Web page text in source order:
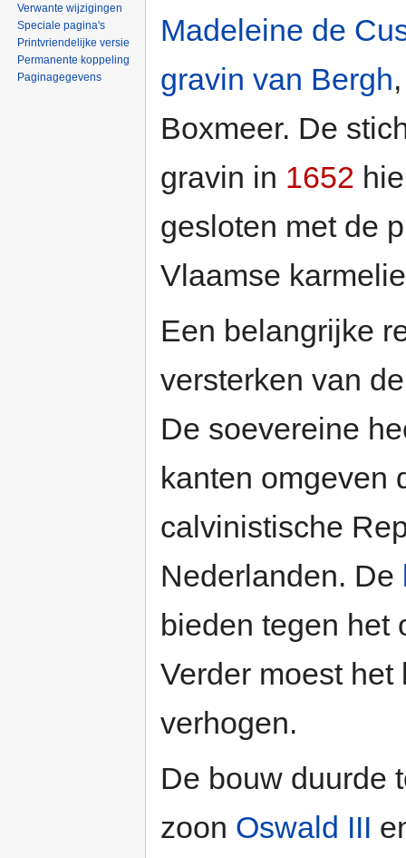
Madeleine de
gravin van Bergh
Boxmeer. De
gravin in 1652
gesloten met de
Vlaamse
Een belangrijke
versterken van
De soevereine
kanten omgeven
calvinistische
Nederlanden. De
bieden tegen het
Verder moest
verhogen.
De bouw duurde
zoon Oswald III
Verwante wijzigingen
Speciale pagina's
Printvriendelijke versie
Permanente koppeling
Paginagegevens